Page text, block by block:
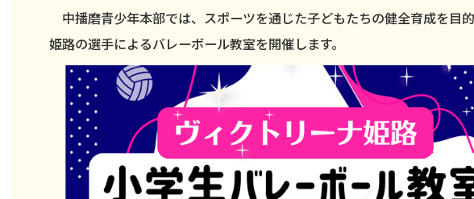
中播磨青少年本部では、スポーツを通じた子どもたちの健全育成を目
姫路の選手によるバレーボール教室を開催します。